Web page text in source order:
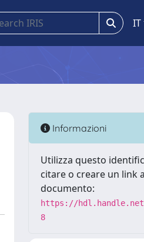
IT
Informazioni
Utilizza questo
citare o creare un link
documento:
https://hdl.handle.net/
8